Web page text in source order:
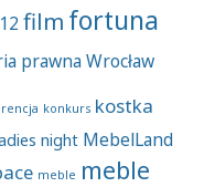
film fortuna
prawna Wrocław
konkurs kostka
night MebelLand
meble meble